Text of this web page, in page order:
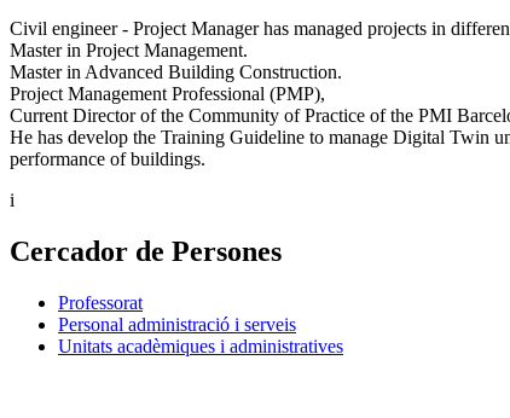
Civil engineer - Project Manager has managed projects in
Master in Project Management.
Master in Advanced Building Construction.
Project Management Professional (PMP),
Current Director of the Community of Practice of the PMI
He has develop the Training Guideline to manage Digital Twin
performance of buildings.
i
Cercador de Persones
Professorat
Personal administració i serveis
Unitats acadèmiques i administratives